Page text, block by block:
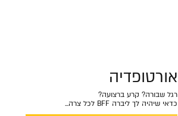
אורטופדיה
רגל שבורה? קרע ברצועה?
כדאי שיהיה לך ליברה BFF לכל צרה...